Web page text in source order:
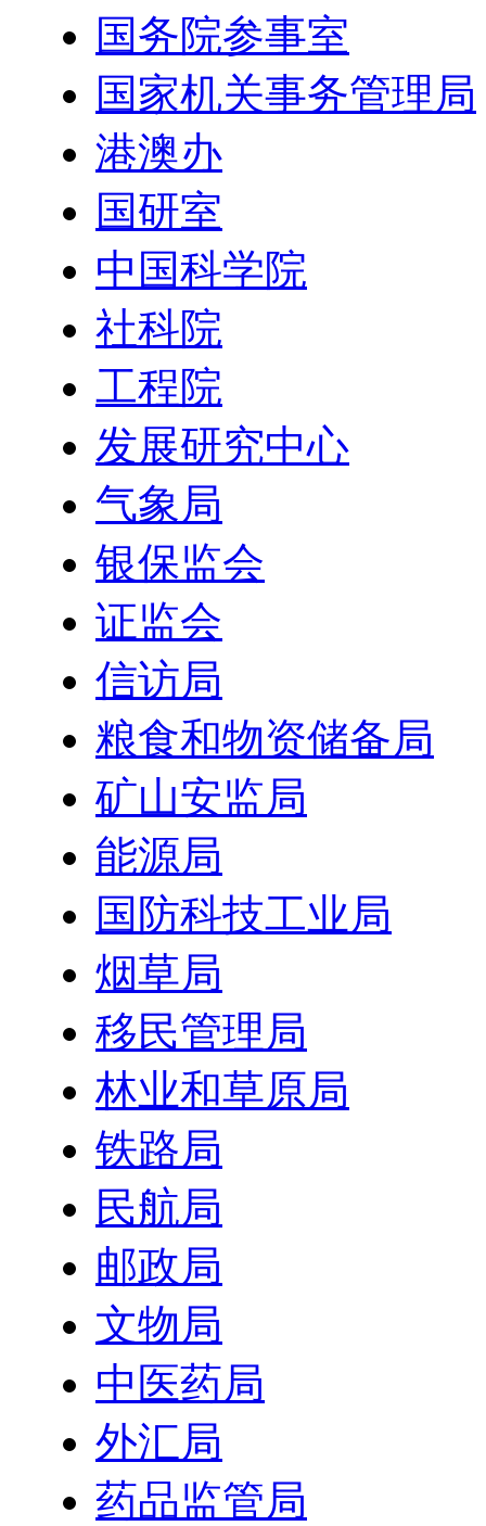
国务院参事室
国家机关事务管理局
港澳办
国研室
中国科学院
社科院
工程院
发展研究中心
气象局
银保监会
证监会
信访局
粮食和物资储备局
矿山安监局
能源局
国防科技工业局
烟草局
移民管理局
林业和草原局
铁路局
民航局
邮政局
文物局
中医药局
外汇局
药品监管局